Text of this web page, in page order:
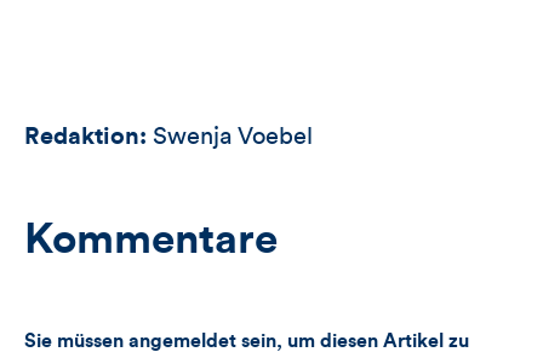
Redaktion: Swenja Voebel
Kommentare
Sie müssen angemeldet sein, um diesen Artikel zu